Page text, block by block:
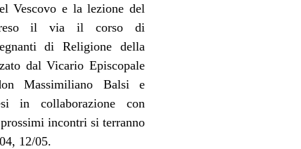
Vescovo e la lezione del
il via il corso di
di Religione della
dal Vicario Episcopale
Massimiliano Balsi e
in collaborazione con
incontri si terranno
12/05.